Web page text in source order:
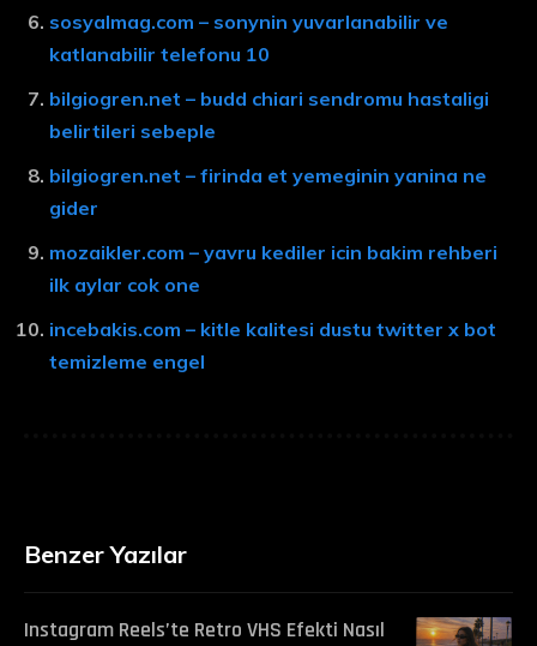
sosyalmag.com – sonynin yuvarlanabilir ve
katlanabilir telefonu 10
bilgiogren.net – budd chiari sendromu hastaligi
belirtileri sebeple
bilgiogren.net – firinda et yemeginin yanina ne
gider
mozaikler.com – yavru kediler icin bakim rehberi
ilk aylar cok one
incebakis.com – kitle kalitesi dustu twitter x bot
temizleme engel
Benzer Yazılar
Instagram Reels’te Retro VHS Efekti Nasıl